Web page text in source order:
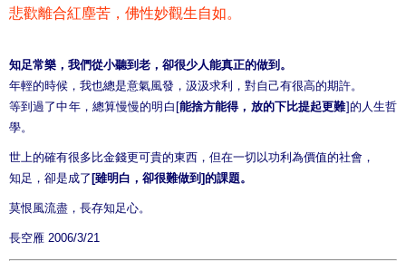
悲歡離合紅塵苦，佛性妙觀生自如。
知足常樂，我們從小聽到老，卻很少人能真正的做到。
年輕的時候，我也總是意氣風發，汲汲求利，對自己有很高的期許。
等到過了中年，總算慢慢的明白[能捨方能得，放的下比提起更難]的人生哲
學。
世上的確有很多比金錢更可貴的東西，但在一切以功利為價值的社會，
知足，卻是成了 [雖明白，卻很難做到]的課題。
莫恨風流盡，長存知足心。
長空雁 2006/3/21